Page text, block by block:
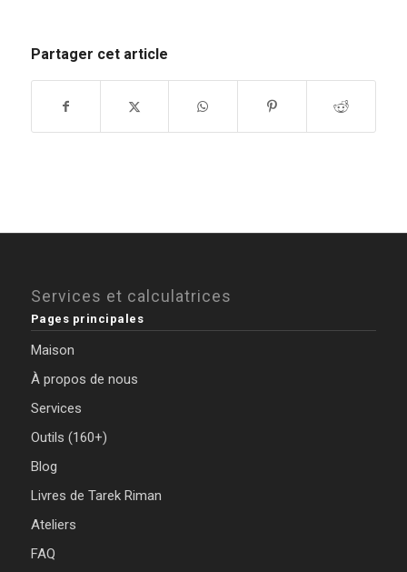
Partager cet article
Services et calculatrices
Pages principales
Maison
À propos de nous
Services
Outils (160+)
Blog
Livres de Tarek Riman
Ateliers
FAQ